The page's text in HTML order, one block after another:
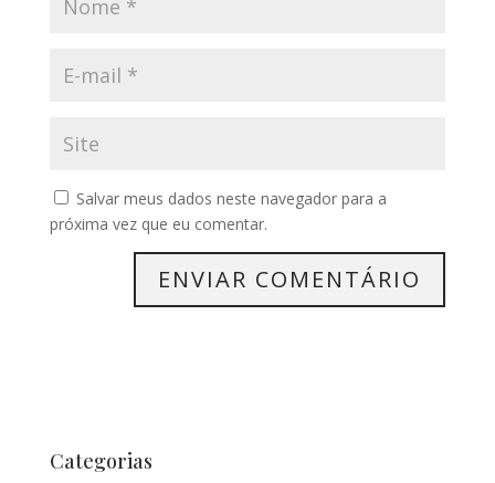
Salvar meus dados neste navegador para a
próxima vez que eu comentar.
Categorias